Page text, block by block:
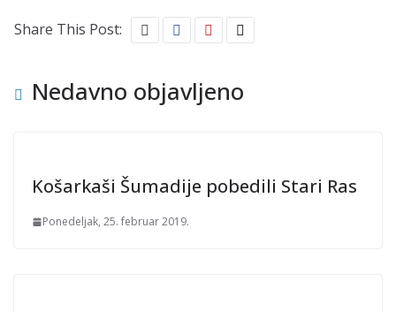
Share This Post:
Nedavno objavljeno
Košarkaši Šumadije pobedili Stari Ras
Ponedeljak, 25. februar 2019.